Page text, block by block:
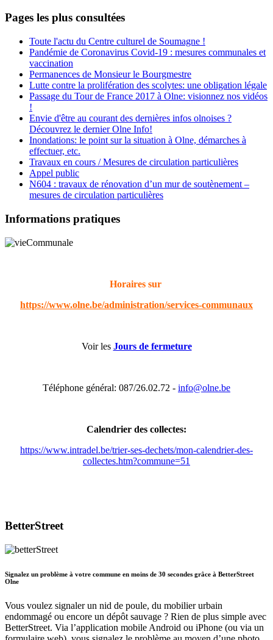
Pages les plus consultées
Toute l'actu du Centre culturel de Soumagne !
Pandémie de Coronavirus Covid-19 : mesures communales et
vaccination
Permanences de Monsieur le Bourgmestre
Lutte contre la prolifération des scolytes: une obligation légale
Passage du Tour de France 2017 à Olne: visionnez nos vidéos
!
Envie d'être au courant des dernières infos olnoises ?
Découvrez le dernier Olne Info!
Inondations: le point sur la situation à Olne, démarches à
effectuer, etc.
Travaux en cours / Mesures de circulation particulières
Appel public
N604 : travaux de rénovation d’un mur de soutènement –
mesures de circulation particulières
Informations pratiques
Horaires sur
https://www.olne.be/administration/services-communaux
Voir les Jours de fermeture
Téléphone général: 087/26.02.72 - info@olne.be
Calendrier des collectes:
https://www.intradel.be/trier-ses-dechets/mon-calendrier-des-
collectes.htm?commune=51
BetterStreet
Signalez un problème à votre commune en moins de 30 secondes grâce à BetterStreet
Olne
Vous voulez signaler un nid de poule, du mobilier urbain
endommagé ou encore un dépôt sauvage ? Rien de plus simple avec
BetterStreet. Via l’application mobile Android ou iPhone (ou via un